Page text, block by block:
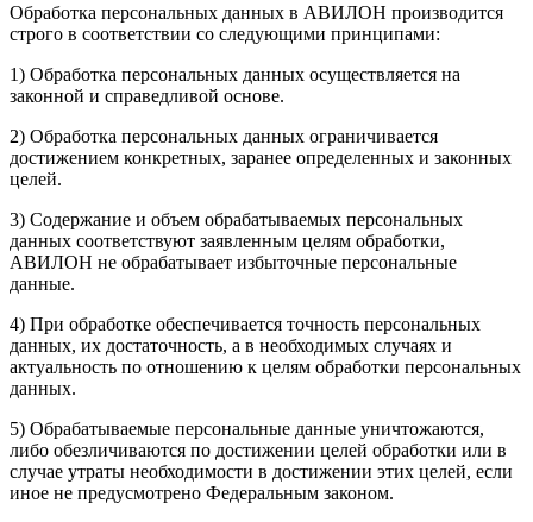
Обработка персональных данных в АВИЛОН производится
строго в соответствии со следующими принципами:
1) Обработка персональных данных осуществляется на
законной и справедливой основе.
2) Обработка персональных данных ограничивается
достижением конкретных, заранее определенных и законных
целей.
3) Содержание и объем обрабатываемых персональных
данных соответствуют заявленным целям обработки,
АВИЛОН не обрабатывает избыточные персональные
данные.
4) При обработке обеспечивается точность персональных
данных, их достаточность, а в необходимых случаях и
актуальность по отношению к целям обработки персональных
данных.
5) Обрабатываемые персональные данные уничтожаются,
либо обезличиваются по достижении целей обработки или в
случае утраты необходимости в достижении этих целей, если
иное не предусмотрено Федеральным законом.